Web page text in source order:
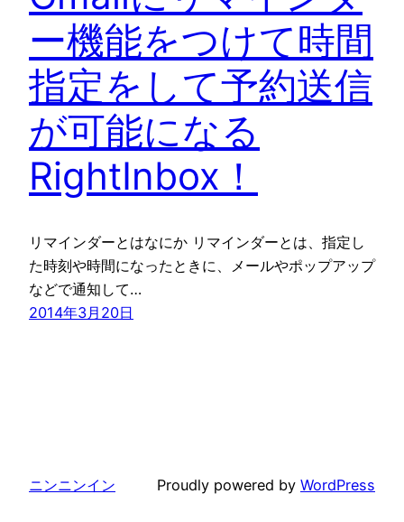
ー機能をつけて時間
指定をして予約送信
が可能になる
RightInbox！
リマインダーとはなにか リマインダーとは、指定し
た時刻や時間になったときに、メールやポップアップ
などで通知して…
2014年3月20日
ニンニンイン Proudly powered by WordPress